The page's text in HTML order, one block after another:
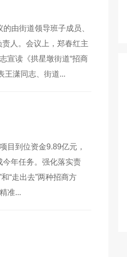
由街道领导班子成员、
人。会议上，郑春红主
宣读《拱星墩街道“招商
王潇同志、街道...
目到位资金9.89亿元，
年任务。强化落实责
“走出去”两种招商方
准...